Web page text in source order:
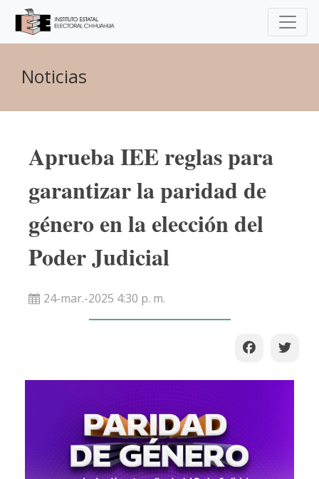
Noticias
Aprueba IEE reglas para
garantizar la paridad de
género en la elección del
Poder Judicial
24-mar.-2025 4:30 p. m.